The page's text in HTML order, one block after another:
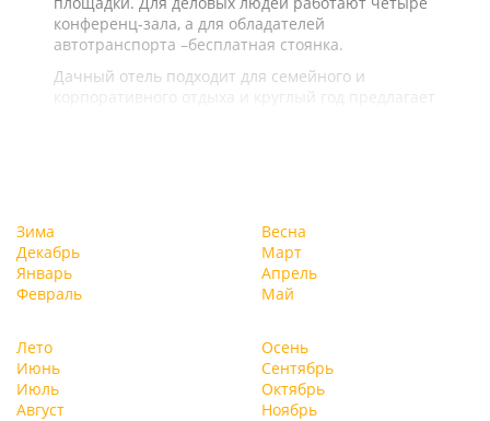
конференц-зала, а для обладателей
автотранспорта –бесплатная стоянка.
Дачный отель подходит для семейного и
корпоративного отдыха и круглый год предлагает
Зима
Декабрь
Январь
Февраль
Весна
Март
Апрель
Май
Лето
Июнь
Июль
Август
Осень
Сентябрь
Октябрь
Ноябрь